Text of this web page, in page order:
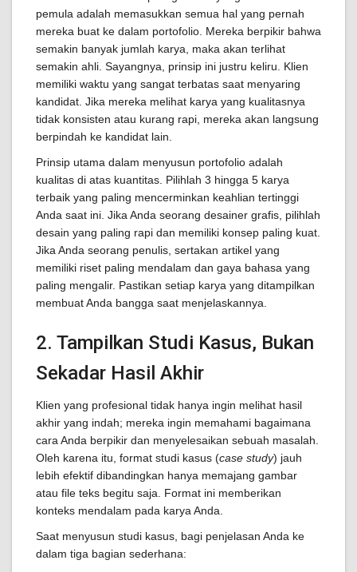
pemula adalah memasukkan semua hal yang pernah
mereka buat ke dalam portofolio. Mereka berpikir bahwa
semakin banyak jumlah karya, maka akan terlihat
semakin ahli. Sayangnya, prinsip ini justru keliru. Klien
memiliki waktu yang sangat terbatas saat menyaring
kandidat. Jika mereka melihat karya yang kualitasnya
tidak konsisten atau kurang rapi, mereka akan langsung
berpindah ke kandidat lain.
Prinsip utama dalam menyusun portofolio adalah
kualitas di atas kuantitas. Pilihlah 3 hingga 5 karya
terbaik yang paling mencerminkan keahlian tertinggi
Anda saat ini. Jika Anda seorang desainer grafis, pilihlah
desain yang paling rapi dan memiliki konsep paling kuat.
Jika Anda seorang penulis, sertakan artikel yang
memiliki riset paling mendalam dan gaya bahasa yang
paling mengalir. Pastikan setiap karya yang ditampilkan
membuat Anda bangga saat menjelaskannya.
2. Tampilkan Studi Kasus, Bukan
Sekadar Hasil Akhir
Klien yang profesional tidak hanya ingin melihat hasil
akhir yang indah; mereka ingin memahami bagaimana
cara Anda berpikir dan menyelesaikan sebuah masalah.
Oleh karena itu, format studi kasus (case study) jauh
lebih efektif dibandingkan hanya memajang gambar
atau file teks begitu saja. Format ini memberikan
konteks mendalam pada karya Anda.
Saat menyusun studi kasus, bagi penjelasan Anda ke
dalam tiga bagian sederhana: